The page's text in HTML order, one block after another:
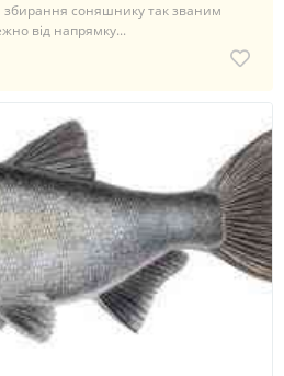
соняшнику так званим
від напрямку...